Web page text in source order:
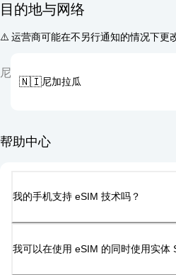
目的地与网络
⚠️ 运营商可能在不另行通知的情况下更
尼
🇳🇮尼加拉瓜
帮助中心
我的手机支持 eSIM 技术吗？
我可以在使用 eSIM 的同时使用实体